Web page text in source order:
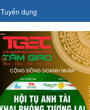
Tuyển dụng